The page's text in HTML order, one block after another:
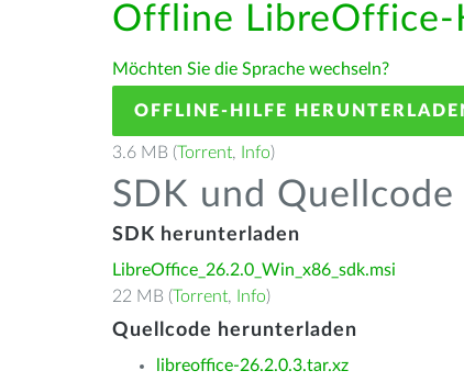
Offline
Möchten Sie die Sprache wechseln?
OFFLINE-HILFE
3.6 MB (Torrent, Info)
SDK und Quellcode
SDK herunterladen
LibreOffice_26.2.0_Win_x86_sdk.msi
22 MB (Torrent, Info)
Quellcode herunterladen
libreoffice-26.2.0.3.tar.xz